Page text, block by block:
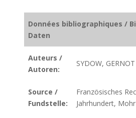
Données bibliographiques /
Daten
Auteurs /
Autoren:
SYDOW, GERNOT
Source /
Fundstelle:
Französisches
Jahrhundert,